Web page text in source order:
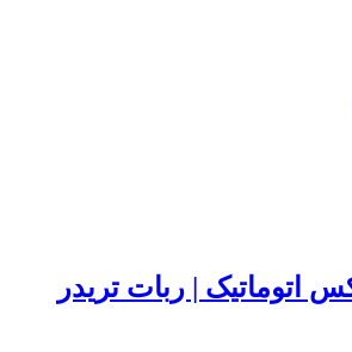
اتوماتیک | ربات تریدر